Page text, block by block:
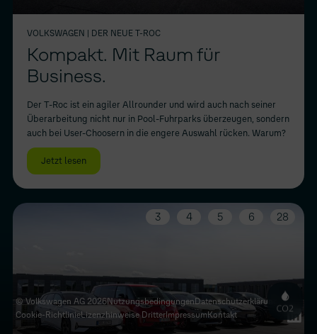
VOLKSWAGEN | DER NEUE T-ROC
Kompakt. Mit Raum für
Business.
Der T-Roc ist ein agiler Allrounder und wird auch nach seiner
Überarbeitung nicht nur in Pool-Fuhrparks überzeugen, sondern
auch bei User-Choosern in die engere Auswahl rücken. Warum?
Jetzt lesen
3 4 5 6 28
© Volkswagen AG 2026NutzungsbedingungenDatenschutz­erklärung
Cookie-RichtlinieLizenzhinweise Dritter ImpressumKontakt